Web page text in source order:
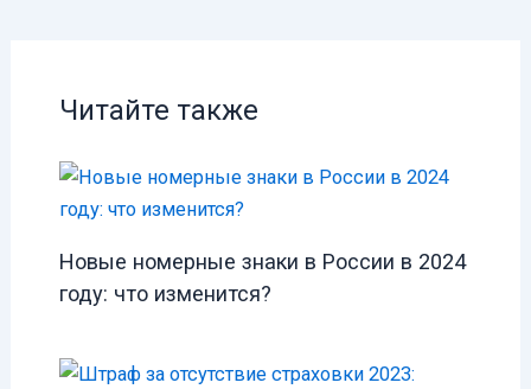
Читайте также
Новые номерные знаки в России в 2024
году: что изменится?